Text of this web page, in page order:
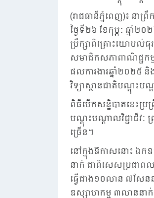
(រាជធានីភ្នំពេញ)៖ នា
ថ្ងៃទី២៦ ខែកុម្ភៈ ឆ្នាំ
ប្រឹក្សាពិគ្រោះយោបល់ធុ
សមាជិកសភាពាណិជ្ជកម្
ផលការងារឆ្នាំ២០២៥
វិទ្យាស្ថានជាតិបណ្តុះប
ពិធីបើកសន្និបាតនេះប្រ
បណ្តុះបណ្តាលវិជ្ជាជីវៈ
ច្រើន។
នៅក្នុងឱកាសនោះ ឯកឧ
នាក់ ជាពិសេសប្រជាព
ធ្វើជាង១០លាន ៧សែ
ឧស្សាហកម្ម ៣លាននា